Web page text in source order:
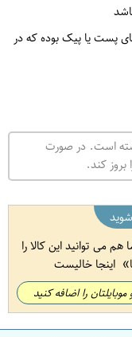
پست یا پیک بوده که در
است. در صورت
بروز کند.
می توانید این کالا را
اینجا خالیست
را اضافه کنید